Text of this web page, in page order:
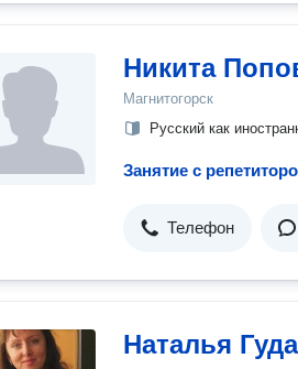
Никита
Магнитогорск
Русский как
Телефон
Наталья